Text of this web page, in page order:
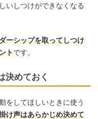
いしつけができなくなる
ーシップを取ってしつけ
トです。
決めておく
をしてほしいときに使う
け声はあらかじめ決めて